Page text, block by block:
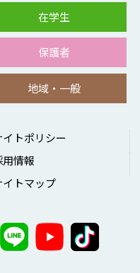
在学生
保護者
地域・一般
イトポリシー
用情報
イトマップ